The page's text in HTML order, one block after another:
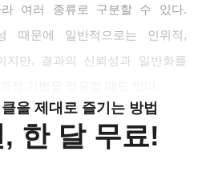
라 여러 종류로 구분할 수 있다.
때문에 일반적으로는 인위적,
지만, 결과의 신뢰성과 일반화를
을 제대로 즐기는 방법
한 달 무료!